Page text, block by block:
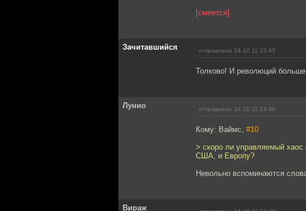
[смеется]
Зачитавшийся отправлено 24.10.11 23:45
Толково! И революций больше
Лунио отправлено 24.10.11 23:46
Кому: Ваймс, #10
> скоро ли управляемый
США, и Европу?
Невольно вспоминаются
Вираж